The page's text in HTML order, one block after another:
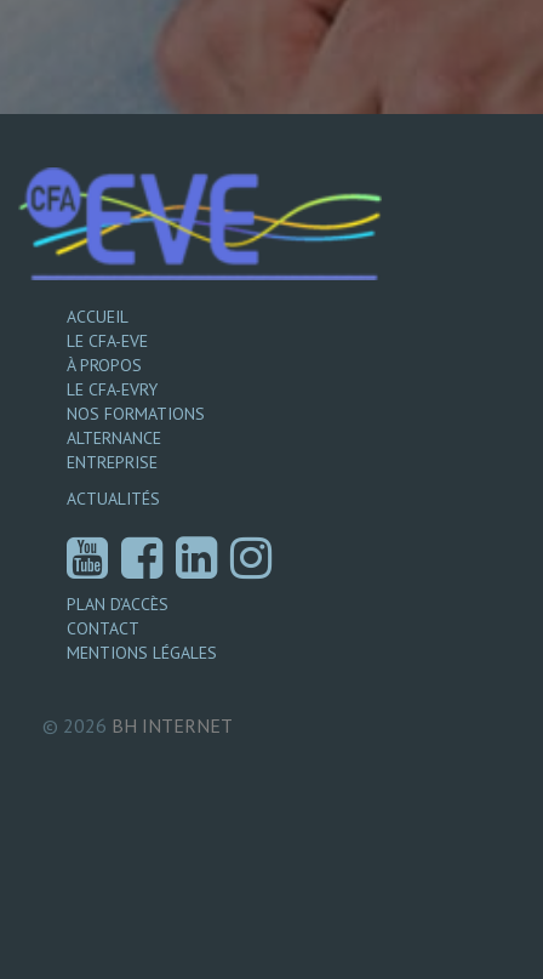
ACCUEIL
LE CFA-EVE
À PROPOS
LE CFA-EVRY
NOS FORMATIONS
ALTERNANCE
ENTREPRISE
ACTUALITÉS
PLAN D’ACCÈS
CONTACT
MENTIONS LÉGALES
© 2026 BH INTERNET